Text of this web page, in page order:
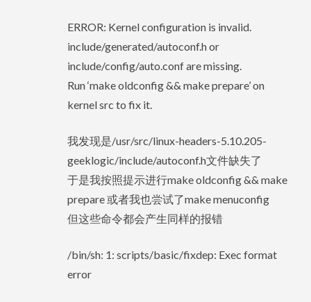
ERROR: Kernel configuration is invalid.
include/generated/autoconf.h or
include/config/auto.conf are missing.
Run ‘make oldconfig && make prepare’ on
kernel src to fix it.
我发现是/usr/src/linux-headers-5.10.205-
geeklogic/include/autoconf.h文件缺失了
于是我按照提示进行make oldconfig && make
prepare 或者我也尝试了make menuconfig
但这些命令都会产生同样的报错
/bin/sh: 1: scripts/basic/fixdep: Exec format
error